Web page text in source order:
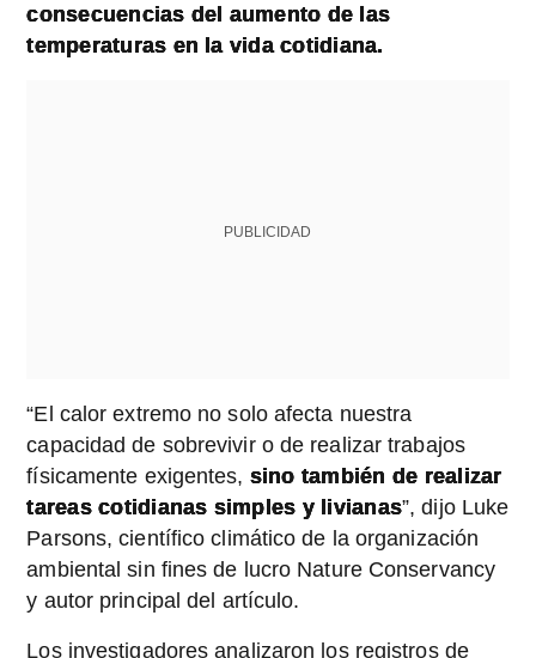
consecuencias del aumento de las
temperaturas en la vida cotidiana.
PUBLICIDAD
“El calor extremo no solo afecta nuestra
capacidad de sobrevivir o de realizar trabajos
físicamente exigentes, sino también de realizar
tareas cotidianas simples y livianas”, dijo Luke
Parsons, científico climático de la organización
ambiental sin fines de lucro Nature Conservancy
y autor principal del artículo.
Los investigadores analizaron los registros de